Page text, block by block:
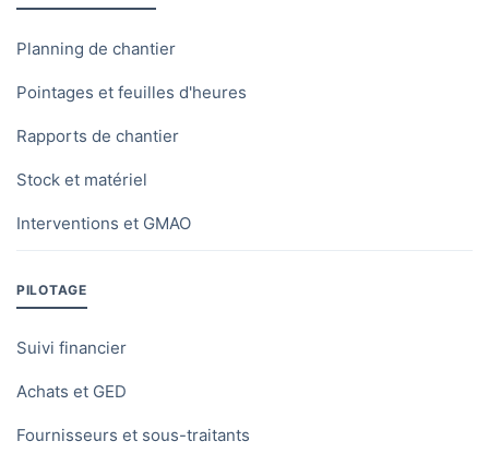
Planning de chantier
Pointages et feuilles d'heures
Rapports de chantier
Stock et matériel
Interventions et GMAO
PILOTAGE
Suivi financier
Achats et GED
Fournisseurs et sous-traitants